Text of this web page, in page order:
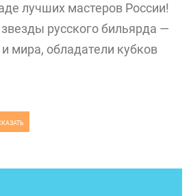
лучших мастеров России!
русского бильярда —
мира, обладатели кубков